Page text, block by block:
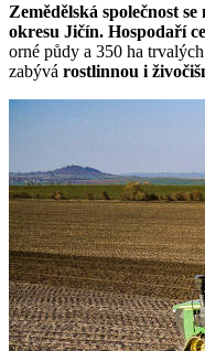
Zemědělská společnost
okresu Jičín. Hospodaří
orné půdy a 350 ha
zabývá rostlinnou i